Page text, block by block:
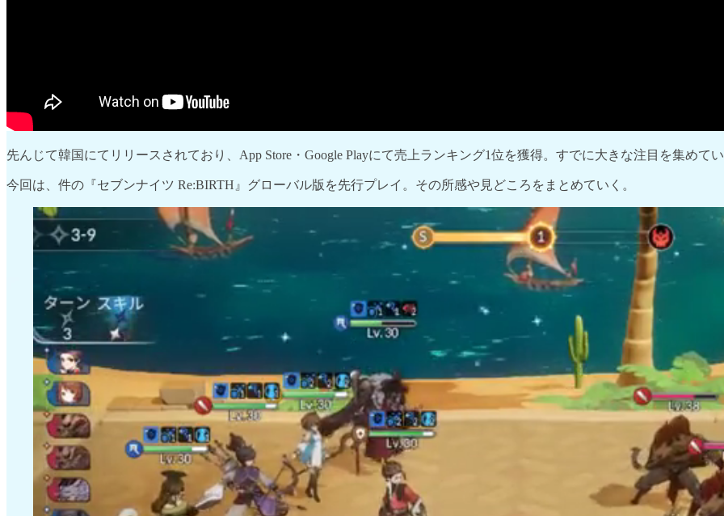
先んじて韓国にてリリースされており、 App Store・Google Playにて売上ランキング1位を獲得。すでに大きな注目を集めて
今回は、件の 『セブンナイツ Re:BIRTH』グローバル版を先行プレイ 。その所感や見どころをまとめていく。